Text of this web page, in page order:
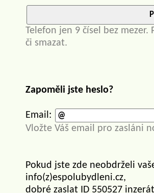
Telefon jen 9 čísel bez
či smazat.
Zapoměli jste heslo?
Email:
Vložte Váš email pro zasláni
Pokud jste zde neobdrželi
info(z)espolubydleni.cz,
dobré zaslat ID 550527